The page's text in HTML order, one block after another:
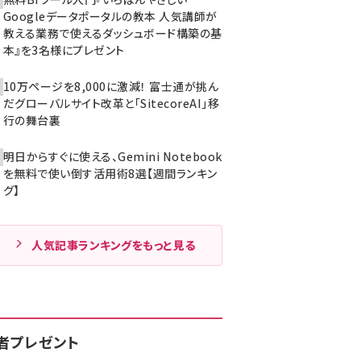
Googleデータポータルの教本 人気講師が
教える業務で使えるダッシュボード構築の基
本』を3名様にプレゼント
10万ページを8,000に激減！ 富士通が挑ん
だグローバルサイト改革と「SitecoreAI」移
行の舞台裏
明日からすぐに使える、Gemini Notebook
を無料で使い倒す活用術8選【週間ランキン
グ】
人気記事ランキングをもっと見る
プレゼント